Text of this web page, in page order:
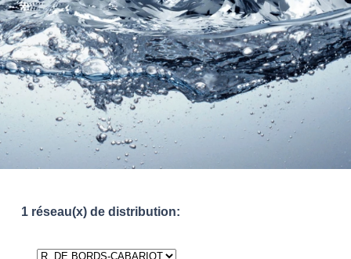
1 réseau(x) de distribution: